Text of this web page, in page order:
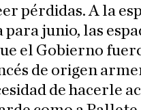
pérdidas. A la
junio, las
el Gobierno
de origen
de hacerle